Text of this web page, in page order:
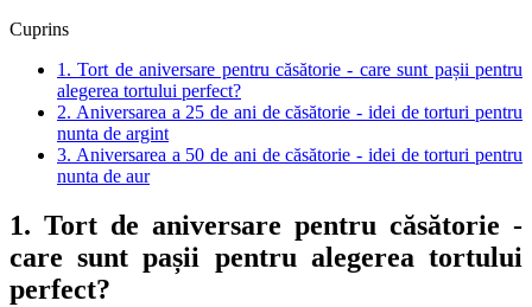
Cuprins
1. Tort de aniversare pentru căsătorie - care sunt pașii pentru
alegerea tortului perfect?
2. Aniversarea a 25 de ani de căsătorie - idei de torturi pentru
nunta de argint
3. Aniversarea a 50 de ani de căsătorie - idei de torturi pentru
nunta de aur
1. Tort de aniversare pentru căsătorie -
care sunt pașii pentru alegerea tortului
perfect?